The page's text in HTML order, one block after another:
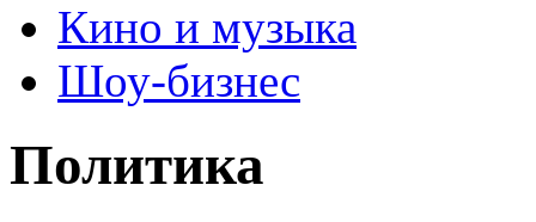
Кино и музыка
Шоу-бизнес
Политика